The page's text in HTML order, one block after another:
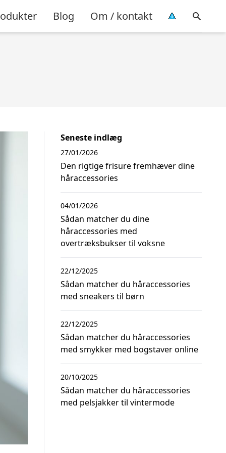
Blog Om / kontakt
Seneste indlæg
Den rigtige frisure fremhæver dine
håraccessories
27/01/2026
Sådan matcher du dine
håraccessories med
overtræksbukser til voksne
04/01/2026
Sådan matcher du håraccessories
med sneakers til børn
22/12/2025
Sådan matcher du håraccessories
med smykker med bogstaver online
22/12/2025
Sådan matcher du håraccessories
med pelsjakker til vintermode
20/10/2025